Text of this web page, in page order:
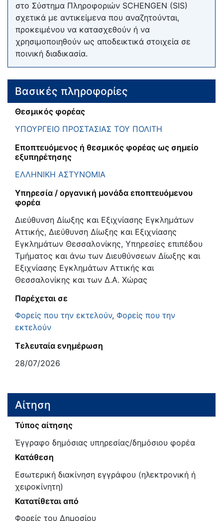
στο Σύστημα Πληροφοριών SCHENGEN (SIS)
σχετικά με αντικείμενα που αναζητούνται,
προκειμένου να κατασχεθούν ή να
χρησιμοποιηθούν ως αποδεικτικά στοιχεία σε
ποινική διαδικασία.
Βασικές πληροφορίες
Θεσμικός φορέας
ΥΠΟΥΡΓΕΙΟ ΠΡΟΣΤΑΣΙΑΣ ΤΟΥ ΠΟΛΙΤΗ
Εποπτευόμενος ή θεσμικός φορέας ως σημείο
εξυπηρέτησης
ΕΛΛΗΝΙΚΗ ΑΣΤΥΝΟΜΙΑ
Υπηρεσία / οργανική μονάδα εποπτευόμενου
φορέα
Διεύθυνση Δίωξης και Εξιχνίασης Εγκλημάτων
Αττικής, Διεύθυνση Δίωξης και Εξιχνίασης
Εγκλημάτων Θεσσαλονίκης, Υπηρεσίες επιπέδου
Τμήματος και άνω των Διευθύνσεων Δίωξης και
Εξιχνίασης Εγκλημάτων Αττικής και
Θεσσαλονίκης και των Δ.Α. Χώρας
Παρέχεται σε
Φορείς που την εκτελούν, Φορείς που την
εκτελούν
Τελευταία ενημέρωση
28/07/2026
Αίτηση
Τύπος αίτησης
Έγγραφο δημόσιας υπηρεσίας/δημόσιου φορέα
Κατάθεση
Εσωτερική διακίνηση εγγράφου (ηλεκτρονική ή
χειροκίνητη)
Κατατίθεται από
Φορείς του Δημοσίου